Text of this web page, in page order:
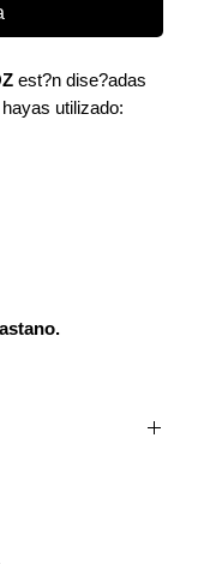
est?n dise?adas
utilizado: